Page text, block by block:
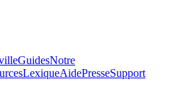
GuidesNotre
LexiqueAidePresseSupport